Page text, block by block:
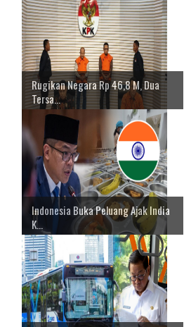
Rugikan Negara Rp 46,8 M, Dua
Tersa...
Indonesia Buka Peluang Ajak India
K...